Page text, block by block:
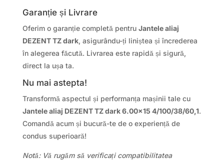
Garanție și Livrare
Oferim o garanție completă pentru Jantele aliaj
DEZENT TZ dark, asigurându-ți liniștea și încrederea
în alegerea făcută. Livrarea este rapidă și sigură,
direct la ușa ta.
Nu mai astepta!
Transformă aspectul și performanța mașinii tale cu
Jantele aliaj DEZENT TZ dark 6.00×15 4/100/38/60,1.
Comandă acum și bucură-te de o experiență de
condus superioară!
Notă: Vă rugăm să verificați compatibilitatea